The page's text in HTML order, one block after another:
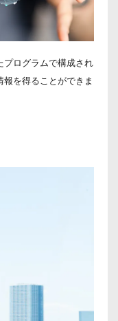
プログラムで構成され
を得ることができま